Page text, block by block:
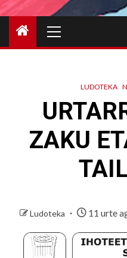
Menu
LUDOTEKA
ZAKU
Ludoteka 11 urte